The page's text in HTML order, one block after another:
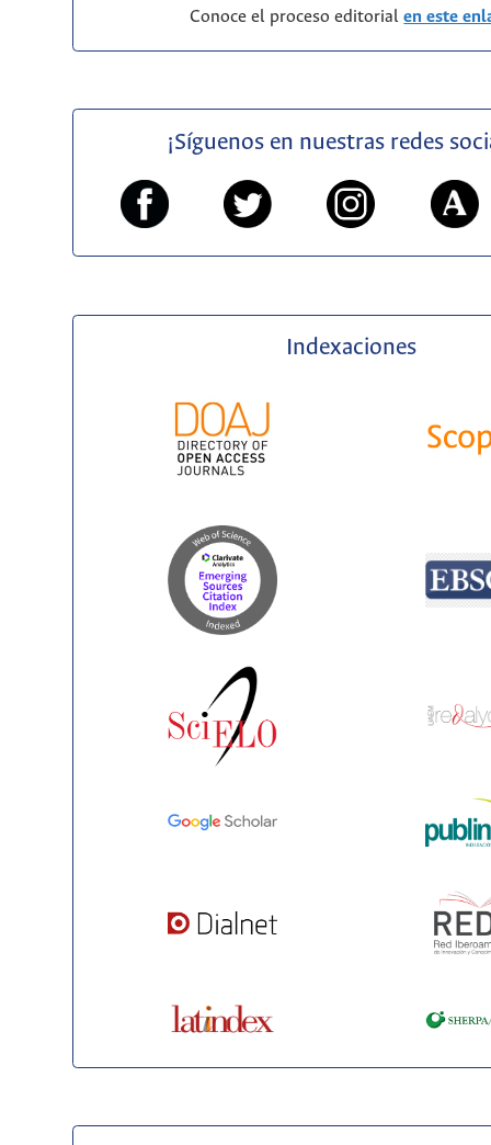
Conoce el proceso editorialen este
¡Síguenos en nuestras redes
Indexaciones